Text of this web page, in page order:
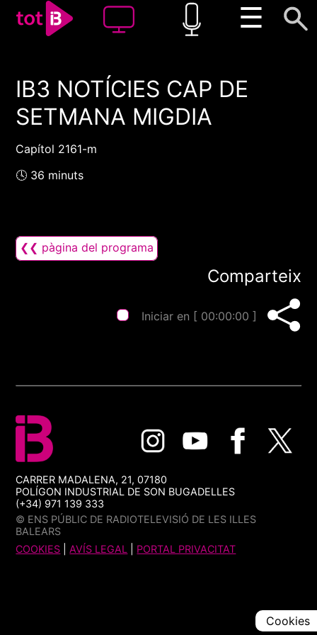
☰
00:00 00:00
1x
IB3 NOTÍCIES CAP DE
SETMANA MIGDIA
Capítol 2161-m
🕓 36 minuts
❮❮ pàgina del programa
Comparteix
Iniciar en [ 00:00:00 ]
CARRER MADALENA, 21, 07180
POLÍGON INDUSTRIAL DE SON BUGADELLES
(+34) 971 139 333
© ENS PÚBLIC DE RADIOTELEVISIÓ DE LES ILLES
BALEARS
COOKIES |AVÍS LEGAL PORTAL PRIVACITAT
Cookies